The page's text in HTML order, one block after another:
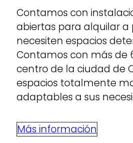
Contamos con
abiertas para alquilar a
necesiten espacios
Contamos con más de
centro de la ciudad de
espacios totalmente
adaptables a sus
Más información